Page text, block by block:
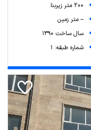
200 متر زیربنا
-- متر زمین
سال ساخت 1390
شماره طبقه: 1